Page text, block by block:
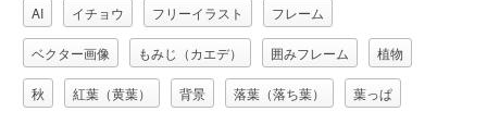
AI イチョウ フリーイラスト フレーム
ベクター画像 もみじ（カエデ） 囲みフレーム 植物
秋 紅葉（黄葉） 背景 落葉（落ち葉） 葉っぱ